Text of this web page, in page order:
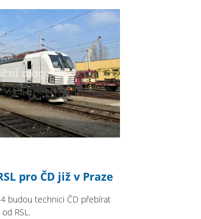
pro ČD již v Praze
budou technici ČD přebírat
RSL.